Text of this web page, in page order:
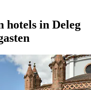
hotels in Deleg